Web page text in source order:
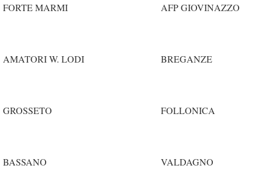
FORTE MARMI AFP GIOVINAZZO
AMATORI W. LODI BREGANZE
GROSSETO FOLLONICA
BASSANO VALDAGNO